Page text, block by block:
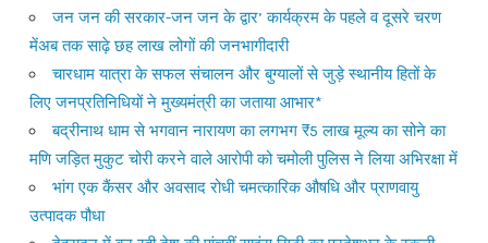
जन जन की सरकार-जन जन के द्वार’ कार्यक्रम के पहले व दूसरे चरण
मेंअब तक साढ़े छह लाख लोगों की जनभागीदारी
चारधाम यात्रा के सफल संचालन और बुग्यालों से जुड़े स्थानीय हितों के
लिए जनप्रतिनिधियों ने मुख्यमंत्री का जताया आभार*
बद्रीनाथ धाम से भगवान नारायण का लगभग ₹5 लाख मूल्य का सोने का
मणि जड़ित मुकुट चोरी करने वाले आरोपी को चमोली पुलिस ने लिया अभिरक्षा में
भांग एक कैंसर और अवसाद रोधी चमत्कारिक औषधि और प्राणवायु
उत्पादक पौधा